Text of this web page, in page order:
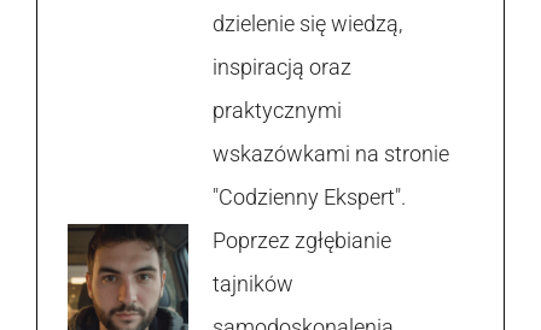
dzielenie się wiedzą,
inspiracją oraz
praktycznymi
wskazówkami na stronie
"Codzienny Ekspert".
Poprzez zgłębianie
tajników